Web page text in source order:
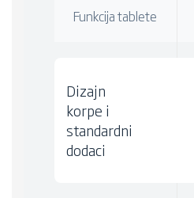
Funkcija tablete
Dizajn
korpe i
standardni
dodaci